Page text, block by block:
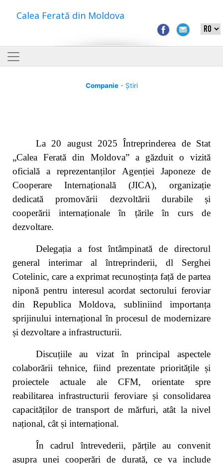
Calea Ferată din Moldova
Companie- Știri
La 20 august 2025 Întreprinderea de Stat
„Calea Ferată din Moldova” a găzduit o vizită
oficială a reprezentanților Agenției Japoneze de
Cooperare Internațională (JICA), organizație
dedicată promovării dezvoltării durabile și
cooperării internaționale în țările în curs de
dezvoltare.
Delegația a fost întâmpinată de directorul
general interimar al întreprinderii, dl Serghei
Cotelinic, care a exprimat recunoștința față de partea
niponă pentru interesul acordat sectorului feroviar
din Republica Moldova, subliniind importanța
sprijinului internațional în procesul de modernizare
și dezvoltare a infrastructurii.
Discuțiile au vizat în principal aspectele
colaborării tehnice, fiind prezentate prioritățile și
proiectele actuale ale CFM, orientate spre
reabilitarea infrastructurii feroviare și consolidarea
capacităților de transport de mărfuri, atât la nivel
național, cât și internațional.
În cadrul întrevederii, părțile au convenit
asupra unei cooperări de durată, ce va include